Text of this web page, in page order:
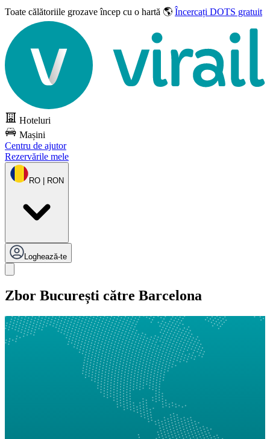
Toate călătoriile grozaveîncep cu o hartă 🌎 Încercați DOTS gratuit
Hoteluri
Mașini
Centru de ajutor
Rezervările mele
RO | RON
Loghează-te
Zbor București către Barcelona